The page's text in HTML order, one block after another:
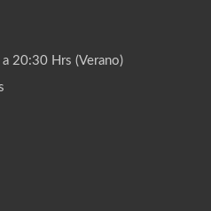
20:30 Hrs (Verano)